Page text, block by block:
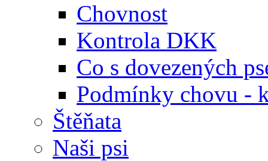
Chovnost
Kontrola DKK
Co s dovezených
Podmínky chovu -
Štěňata
Naši psi